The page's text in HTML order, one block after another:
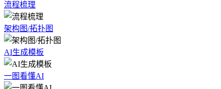
流程梳理
架构图/拓扑图
AI生成模板
一图看懂AI